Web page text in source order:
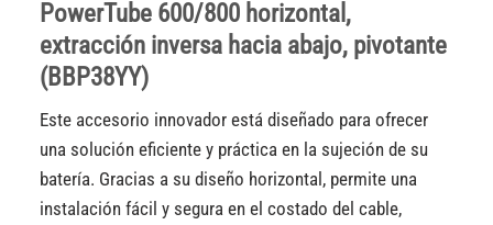
PowerTube 600/800 horizontal,
extracción inversa hacia abajo, pivotante
(BBP38YY)
Este accesorio innovador está diseñado para ofrecer
una solución eficiente y práctica en la sujeción de su
batería. Gracias a su diseño horizontal, permite una
instalación fácil y segura en el costado del cable,